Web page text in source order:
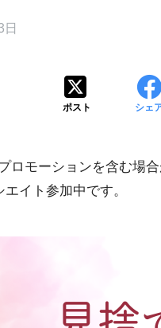
ポスト シェ
ロモーションを含む場
イト参加中です。